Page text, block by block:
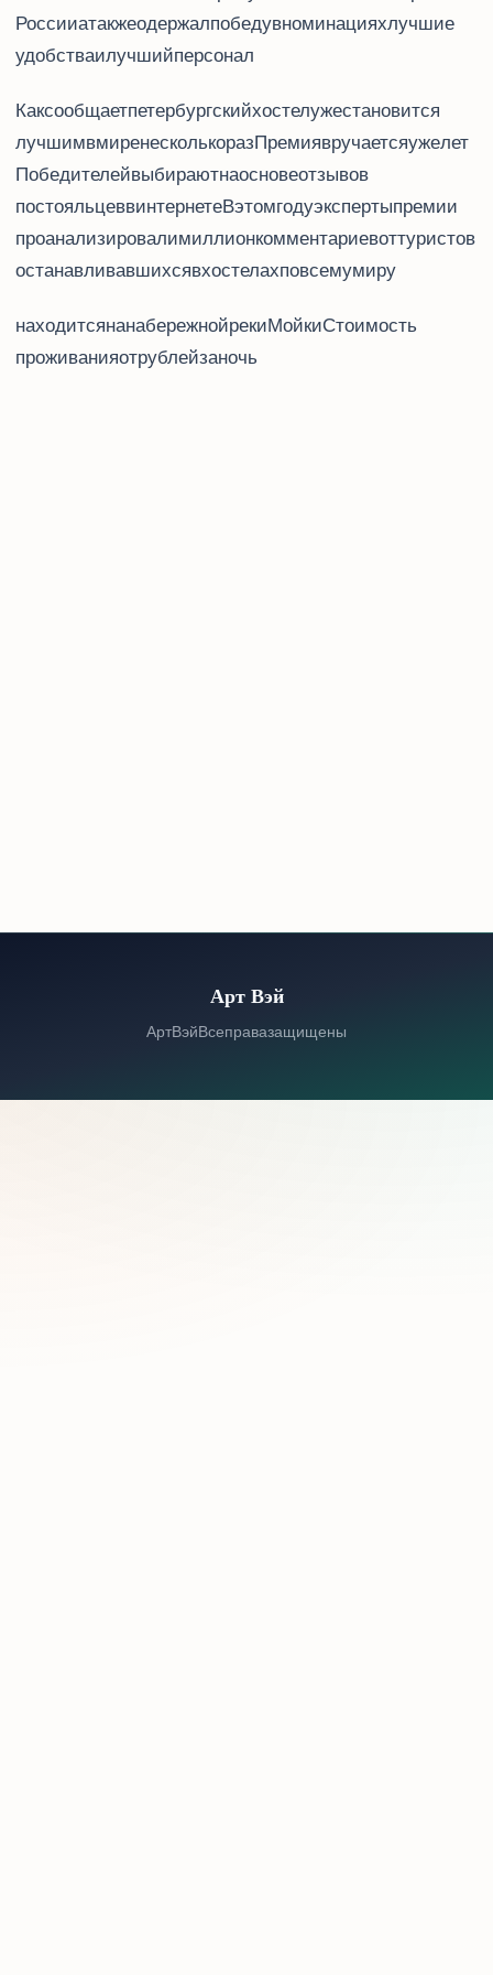
России, а также одержал победу в номинациях “лучшие
удобства” и “лучший персонал”.
Как сообщает Lenta.ru, петербургский хостел уже становится
лучшим в мире несколько раз. Премия Hoscar вручается уже 15 лет.
Победителей выбирают на основе отзывов
постояльцев в интернете. В этом году эксперты премии
проанализировали миллион комментариев от туристов,
останавливавшихся в хостелах по всему миру.
Soul Kitchen находится на набережной реки Мойки. Стоимость
проживания - от 875 рублей за ночь.
Арт Вэй
© 2026 Арт Вэй. Все права защищены.